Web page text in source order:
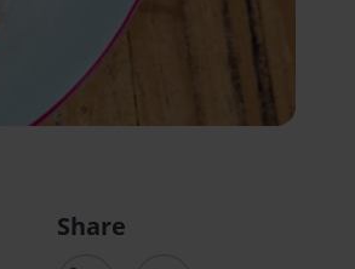
Share